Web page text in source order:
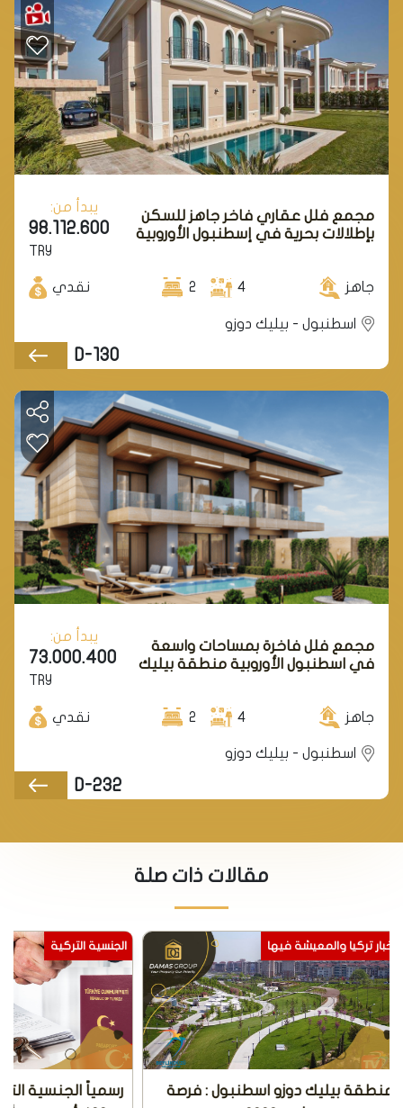
مجمع فلل عقاري فاخر جاهز للسكن
بإطلالات بحرية في إسطنبول الأوروبية
يبدأ من:
98.112.600
TRY
جاهز 4
2 نقدي
اسطنبول - بيليك دوزو
D-130
مجمع فلل فاخرة بمساحات واسعة
في اسطنبول الأوروبية منطقة بيليك
يبدأ من:
73.000.400
TRY
جاهز 4
2 نقدي
اسطنبول - بيليك دوزو
D-232
مقالات ذات صلة
الجنسية التركية
رسمياً الجنسية التركية مقابل التملك
الجنسية التركية
الجنسية التركية